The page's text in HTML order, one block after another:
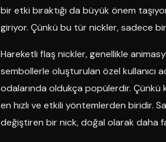
bir etki bıraktığı da büyük önem
giriyor. Çünkü bu tür nickler, sadece
Hareketli flaş nickler, genellikle
sembollerle oluşturulan özel kullanıcı
odalarında oldukça popülerdir. Çünkü
en hızlı ve etkili yöntemlerden biridir.
değiştiren bir nick, doğal olarak daha